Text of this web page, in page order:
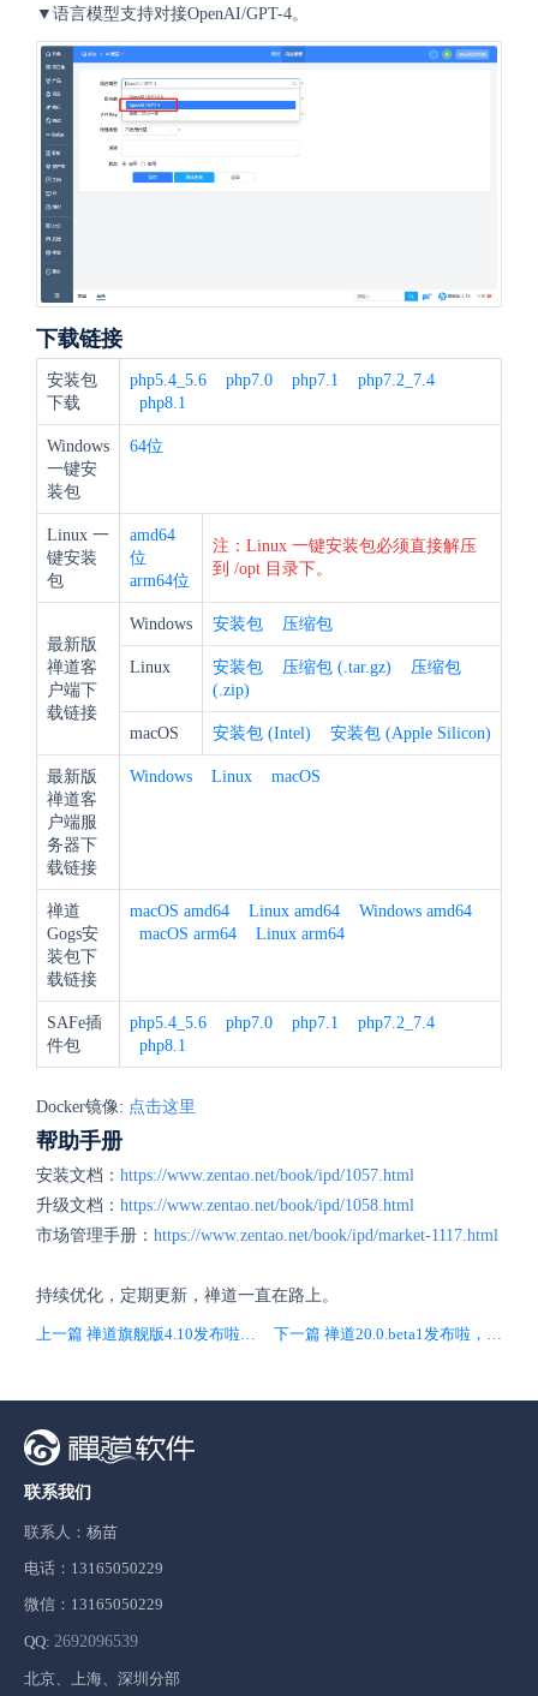
▼语言模型支持对接OpenAI/GPT-4。
下载链接
安装包
下载
php5.4_5.6 php7.0 php7.1
php7.2_7.4
php8.1
Windows
一键安
装包
64位
Linux 一
键安装
包
amd64
位
arm64位
注：Linux 一键安装包必须直接解压
到 /opt 目录下。
最新版
禅道客
户端下
载链接
Windows 安装包 压缩包
Linux 安装包 压缩包 (.tar.gz)
压缩包
(.zip)
macOS 安装包 (Intel) 安装包 (Apple Silicon)
最新版
禅道客
户端服
务器下
载链接
Windows Linux macOS
禅道
Gogs安
装包下
载链接
macOS amd64 Linux amd64
Windows amd64
macOS arm64
Linux arm64
SAFe插
件包
php5.4_5.6 php7.0 php7.1
php7.2_7.4
php8.1
Docker镜像: 点击这里
帮助手册
安装文档： https://www.zentao.net/book/ipd/1057.html
升级文档： https://www.zentao.net/book/ipd/1058.html
市场管理手册： https://www.zentao.net/book/ipd/market-1117.html
持续优化，定期更新，禅道一直在路上。
联系我们
联系人：杨苗
电话：13165050229
微信：13165050229
QQ: 2692096539
北京、上海、深圳分部